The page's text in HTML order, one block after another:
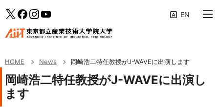
学生生活・キャリア支援
Twitterfacebook
Instagram
HOME News 岡崎浩二特任教授がJ-WAVEに出演します
岡崎浩二特任教授がJ-WAVEに出演し
ます